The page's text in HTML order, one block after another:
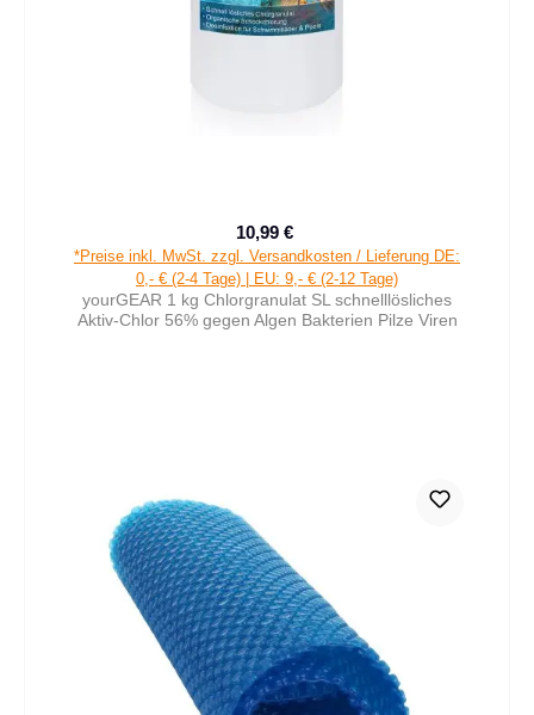
Verkaufspreis:
10,99 €
*Preise inkl. MwSt. zzgl. Versandkosten / Lieferung DE:
0,- € (2-4 Tage) | EU: 9,- € (2-12 Tage)
yourGEAR 1 kg Chlorgranulat SL schnelllösliches
Aktiv-Chlor 56% gegen Algen Bakterien Pilze Viren